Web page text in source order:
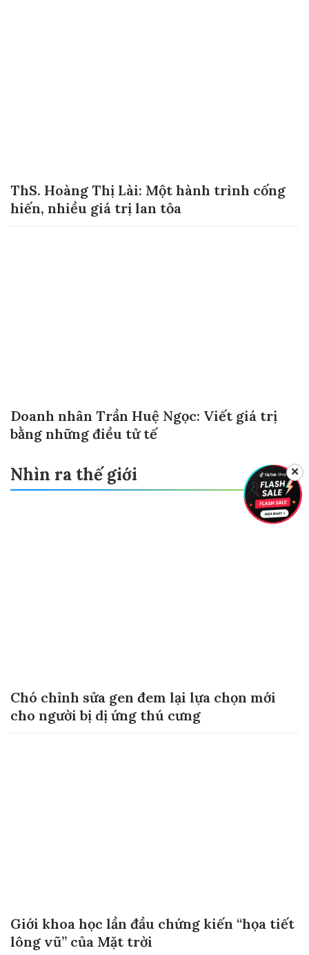
ThS. Hoàng Thị Lài: Một hành trình cống
hiến, nhiều giá trị lan tỏa
Doanh nhân Trần Huệ Ngọc: Viết giá trị
bằng những điều tử tế
Nhìn ra thế giới
Chó chỉnh sửa gen đem lại lựa chọn mới
cho người bị dị ứng thú cưng
Giới khoa học lần đầu chứng kiến “họa tiết
lông vũ” của Mặt trời
✕